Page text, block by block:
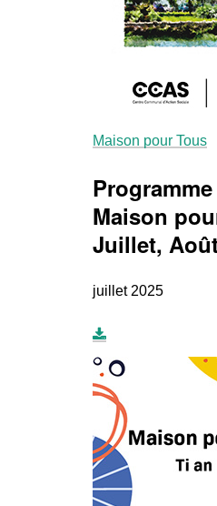
Maison pour Tous
Maison
Juillet,
juillet 2025